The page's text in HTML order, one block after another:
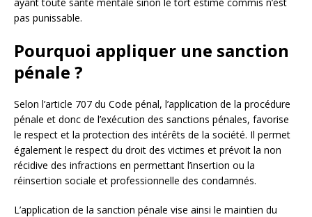
pas punissable.
Pourquoi appliquer une sanction
pénale ?
Selon l’article 707 du Code pénal, l’application de la procédure
pénale et donc de l’exécution des sanctions pénales, favorise
le respect et la protection des intérêts de la société. Il permet
également le respect du droit des victimes et prévoit la non
récidive des infractions en permettant l’insertion ou la
réinsertion sociale et professionnelle des condamnés.
L’application de la sanction pénale vise ainsi le maintien du